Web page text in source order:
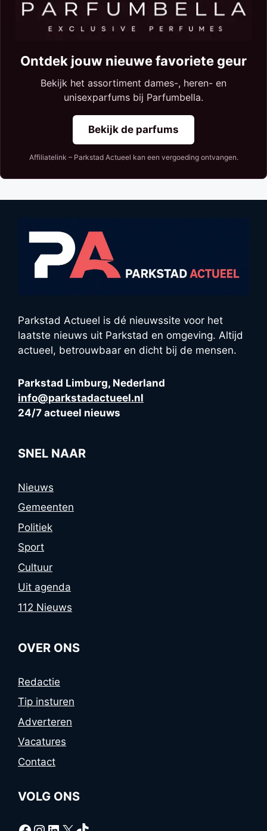
Ontdek jouw nieuwe favoriete geur
Bekijk het assortiment dames-, heren- en
unisexparfums bij Parfumbella.
Bekijk de parfums
Affiliatelink – Parkstad Actueel kan een vergoeding ontvangen.
Parkstad Actueel is dé nieuwssite voor het
laatste nieuws uit Parkstad en omgeving. Altijd
actueel, betrouwbaar en dicht bij de mensen.
Parkstad Limburg, Nederland
info@parkstadactueel.nl
24/7 actueel nieuws
SNEL NAAR
Nieuws
Gemeenten
Politiek
Sport
Cultuur
Uit agenda
112 Nieuws
OVER ONS
Redactie
Tip insturen
Adverteren
Vacatures
Contact
VOLG ONS